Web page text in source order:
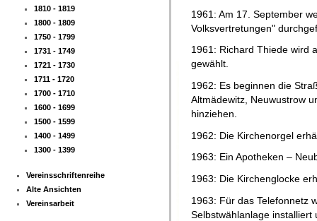
1810 - 1819
1800 - 1809
1750 - 1799
1731 - 1749
1721 - 1730
1711 - 1720
1700 - 1710
1600 - 1699
1500 - 1599
1400 - 1499
1300 - 1399
Vereinsschriftenreihe
Alte Ansichten
Vereinsarbeit
1961: Am 17. September
Volksvertretungen"
1961: Richard Thiede wird
gewählt.
1962: Es beginnen die
Altmädewitz, Neuwustrow
hinziehen.
1962: Die Kirchenorgel
1963: Ein Apotheken –
1963: Die Kirchenglocke
1963: Für das Telefonnetz
Selbstwählanlage